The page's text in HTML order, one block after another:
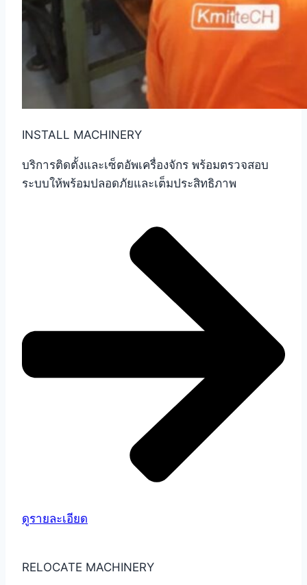
INSTALL MACHINERY
บริการติดตั้งและเซ็ตอัพเครื่องจักร พร้อมตรวจสอบ
ระบบให้พร้อมปลอดภัยและเต็มประสิทธิภาพ
ดูรายละเอียด
RELOCATE MACHINERY